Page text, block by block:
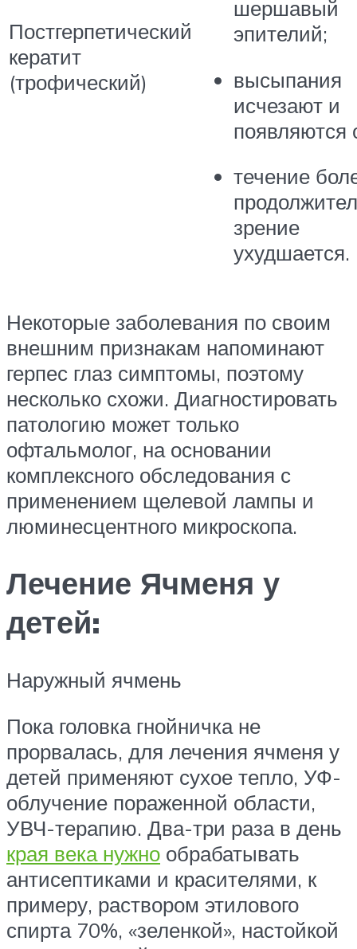
Постгерпетический
кератит
(трофический)
шершавый
эпителий;
высыпания
исчезают и
появляются
течение
зрение
ухудшается.
Некоторые заболевания по своим
внешним признакам напоминают
герпес глаз симптомы, поэтому
несколько схожи. Диагностировать
патологию может только
офтальмолог, на основании
комплексного обследования с
применением щелевой лампы и
люминесцентного микроскопа.
Лечение Ячменя у
детей:
Наружный ячмень
Пока головка гнойничка не
прорвалась, для лечения ячменя у
детей применяют сухое тепло, УФ-
облучение пораженной области,
УВЧ-терапию. Два-три раза в день
края века нужно обрабатывать
антисептиками и красителями, к
примеру, раствором этилового
спирта 70%, «зеленкой», настойкой